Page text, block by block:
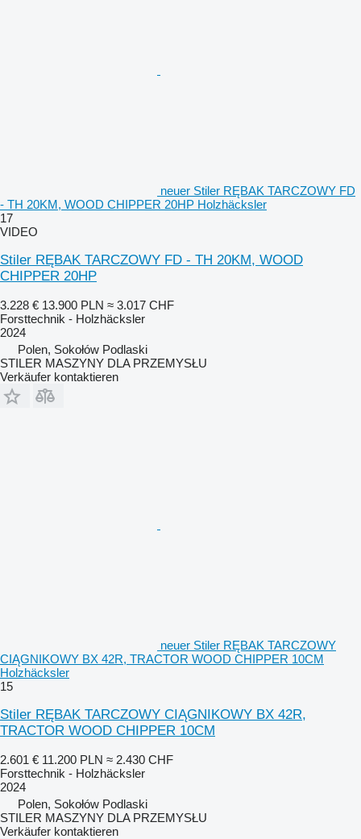
neuer Stiler RĘBAK TARCZOWY FD
- TH 20KM, WOOD CHIPPER 20HP Holzhäcksler
17
VIDEO
Stiler RĘBAK TARCZOWY FD - TH 20KM, WOOD
CHIPPER 20HP
3.228 € 13.900 PLN ≈ 3.017 CHF
Forsttechnik - Holzhäcksler
2024
Polen, Sokołów Podlaski
STILER MASZYNY DLA PRZEMYSŁU
Verkäufer kontaktieren
neuer Stiler RĘBAK TARCZOWY
CIĄGNIKOWY BX 42R, TRACTOR WOOD CHIPPER 10CM
Holzhäcksler
15
Stiler RĘBAK TARCZOWY CIĄGNIKOWY BX 42R,
TRACTOR WOOD CHIPPER 10CM
2.601 € 11.200 PLN ≈ 2.430 CHF
Forsttechnik - Holzhäcksler
2024
Polen, Sokołów Podlaski
STILER MASZYNY DLA PRZEMYSŁU
Verkäufer kontaktieren